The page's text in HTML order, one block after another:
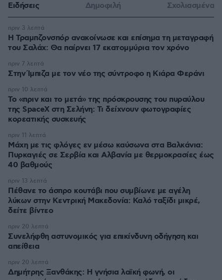
Ειδήσεις Δημοφιλή Σχολιασμένα
Η Τραμπζονσπόρ ανακοίνωσε και επίσημα τη μεταγραφή
του Σαλάχ: Θα παίρνει 17 εκατομμύρια τον χρόνο
πριν 3 λεπτά
Στην Ίμπιζα με τον νέο της σύντροφο η Κιάρα Φεράνι
πριν 7 λεπτά
Το «πριν και το μετά» της πρόσκρουσης του πυραύλου
της SpaceX στη Σελήνη: Τι δείχνουν φωτογραφίες
κορεατικής συσκευής
πριν 10 λεπτά
Μάχη με τις φλόγες εν μέσω καύσωνα στα Βαλκάνια:
Πυρκαγιές σε Σερβία και Αλβανία με θερμοκρασίες έως
40 βαθμούς
πριν 11 λεπτά
Πέθανε το άσπρο κουτάβι που συμβίωνε με αγέλη
λύκων στην Κεντρική Μακεδονία: Καλό ταξίδι μικρέ,
δείτε βίντεο
πριν 13 λεπτά
Συνελήφθη αστυνομικός για επικίνδυνη οδήγηση και
απείθεια
πριν 20 λεπτά
Δημήτρης Ξανθάκης: Η γνήσια λαϊκή φωνή, οι
πριν 20 λεπτά